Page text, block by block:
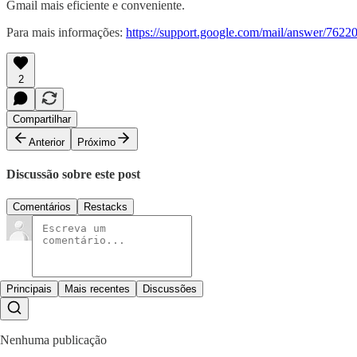
Gmail mais eficiente e conveniente.
Para mais informações: https://support.google.com/mail/answer/
2
Compartilhar
Anterior
Próximo
Discussão sobre este post
Comentários Restacks
Principais Mais recentes Discussões
Nenhuma publicação